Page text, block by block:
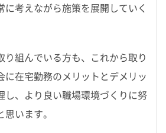
に考えながら施策を展開していく
り組んでいる方も、これから取り
に在宅勤務のメリットとデメリッ
し、より良い職場環境づくりに努
います。